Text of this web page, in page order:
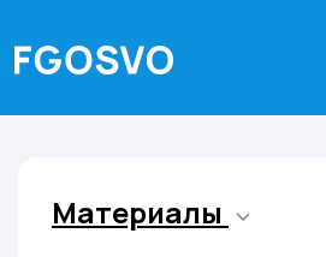
Материалы